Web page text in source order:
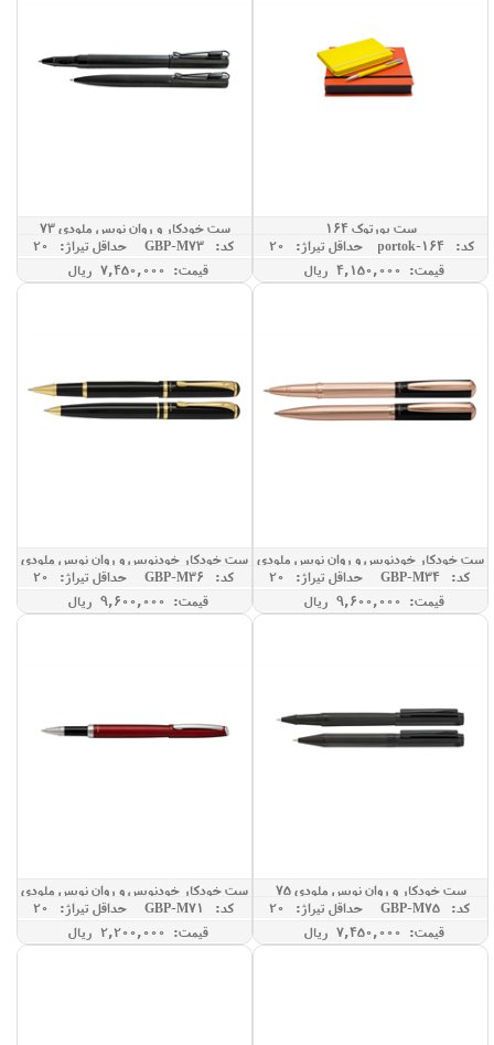
ست پورتوک 164
کد: portok-164
حداقل تيراژ: 20
قیمت: 4,150,000 ريال
ست خودکار و روان نویس ملودی 73
کد: GBP-M73
حداقل تيراژ: 20
قیمت: 7,450,000 ريال
ست خودکار خودنویس و روان نویس ملودی
کد: GBP-M34
حداقل تيراژ: 20
قیمت: 9,600,000 ريال
ست خودکار خودنویس و روان نویس ملودی
کد: GBP-M36
حداقل تيراژ: 20
قیمت: 9,600,000 ريال
ست خودکار و روان نویس ملودی 75
کد: GBP-M75
حداقل تيراژ: 20
قیمت: 7,450,000 ريال
ست خودکار خودنویس و روان نویس ملودی
کد: GBP-M71
حداقل تيراژ: 20
قیمت: 2,200,000 ريال